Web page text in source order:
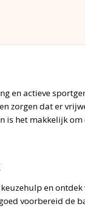
en actieve
zorgen dat er
het makkelijk om
en
voorbereid de